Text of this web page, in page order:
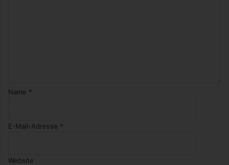
Name *
E-Mail-Adresse *
Website